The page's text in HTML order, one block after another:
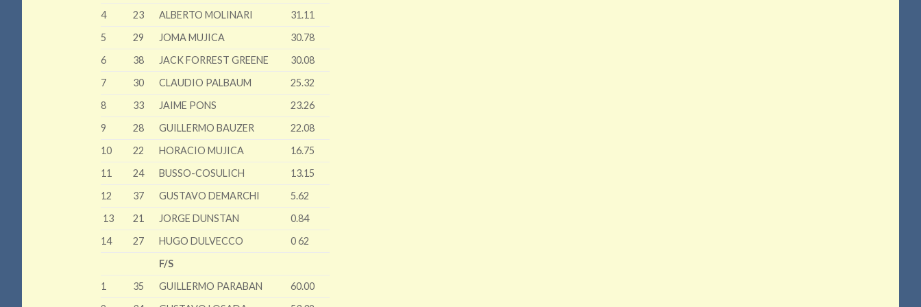
4
23 ALBERTO MOLINARI
31.11
5
29 JOMA MUJICA
30.78
6
38 JACK FORREST GREENE
30.08
7
30 CLAUDIO PALBAUM
25.32
8
33 JAIME PONS
23.26
9
28 GUILLERMO BAUZER
22.08
10
22 HORACIO MUJICA
16.75
11
24 BUSSO-COSULICH
13.15
12
37 GUSTAVO DEMARCHI
5.62
13
21 JORGE DUNSTAN
0.84
14
27 HUGO DULVECCO
0 62
F/S
1
35 GUILLERMO PARABAN
60.00